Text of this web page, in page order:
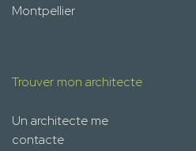
Montpellier
Trouver mon architecte
Un architecte me
contacte